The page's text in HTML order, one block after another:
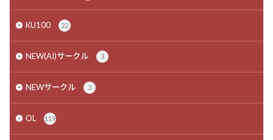
KU100 22
NEW(AI)サークル 3
NEWサークル 3
OL 119